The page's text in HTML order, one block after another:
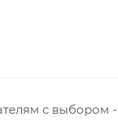
с выбором